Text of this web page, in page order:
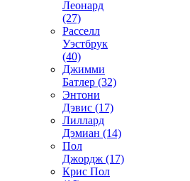
Леонард
(27)
Расселл
Уэстбрук
(40)
Джимми
Батлер (32)
Энтони
Дэвис (17)
Лиллард
Дэмиан (14)
Пол
Джордж (17)
Крис Пол